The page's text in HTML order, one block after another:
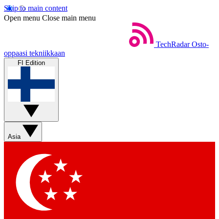
Skip to main content
Open menu Close main menu
TechRadar Osto-
oppaasi tekniikkaan
FI Edition
Asia